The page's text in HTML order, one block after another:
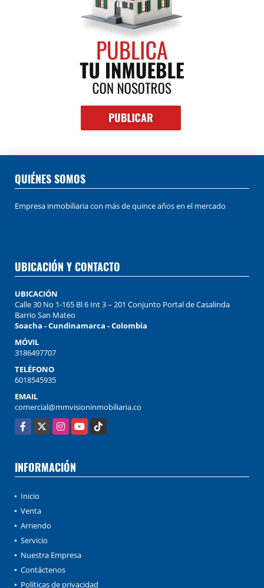
QUIÉNES SOMOS
Empresa inmobiliaria con más de quince años en el mercado
UBICACIÓN Y CONTACTO
UBICACIÓN
Calle 30 No 1-165 Bl 6 Int 3 – 201 Conjunto Portal de Casalinda
Barrio San Mateo
Soacha - Cundinamarca - Colombia
MÓVIL
3186497707
TELÉFONO
6018545935
EMAIL
comercial@mmvisioninmobiliaria.co
Facebook
X InstagramYouTubeTikTok
INFORMACIÓN
Inicio
Venta
Arriendo
Servicio
Nuestra Empresa
Contáctenos
Políticas de privacidad